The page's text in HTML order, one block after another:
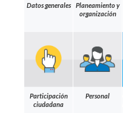
Datos generales
Planeamiento y
organización
Participación
ciudadana
Personal